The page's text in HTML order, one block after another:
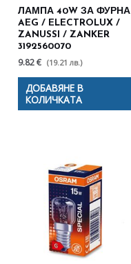
ЛАМПА 40W ЗА ФУРНА
AEG / ELECTROLUX /
ZANUSSI / ZANKER
3192560070
9.82 € (19.21 лв.)
ДОБАВЯНЕ В
КОЛИЧКАТА